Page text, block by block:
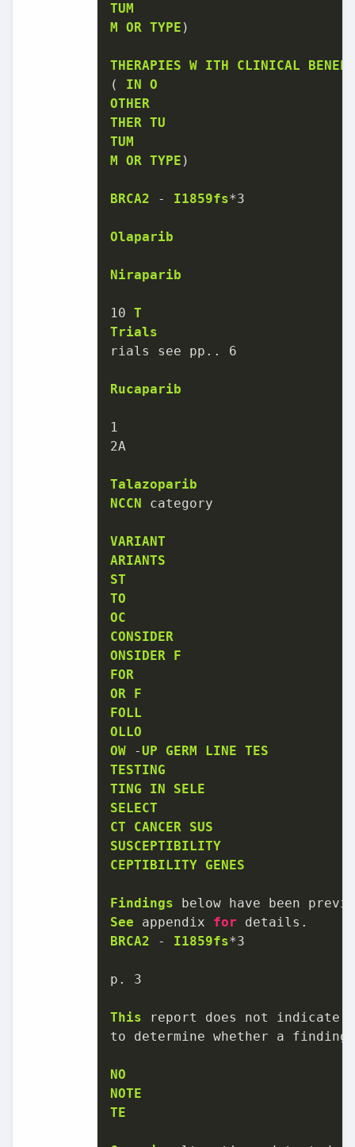
TUM
M OR TYPE )
THERAPIES W ITH CLINICAL
( IN O
OTHER
THER TU
TUM
M OR TYPE )
BRCA2 - I1859fs*3
Olaparib
Niraparib
10 T
Trials
rials see pp .. 6
Rucaparib
1
2A
Talazoparib
NCCN category
VARIANT
ARIANTS
ST
TO
OC
CONSIDER
ONSIDER F
FOR
OR F
FOLL
OLLO
OW
-UP GERM LINE TES
TESTING
TING
IN
SELE
SELECT
CT
CANCER SUS
SUSCEPTIBILITY
CEPTIBILITY GENES
Findings below have been
See appendix for
BRCA2
- I1859fs*3
p. 3
This report does not indicate
to determine whether a finding
NO
NOTE
TE